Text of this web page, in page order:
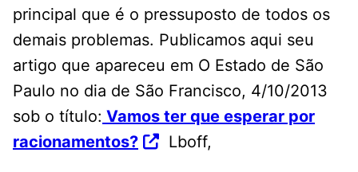
principal que é o pressuposto de todos os
demais problemas. Publicamos aqui seu
artigo que apareceu em O Estado de São
Paulo no dia de São Francisco, 4/10/2013
sob o título: Vamos ter que esperar por
racionamentos?
Lboff,